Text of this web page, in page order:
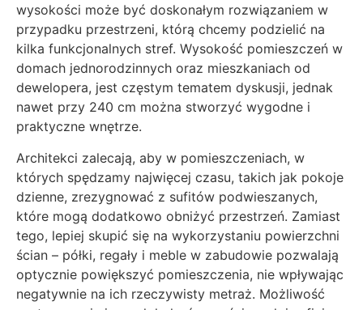
wysokości może być doskonałym rozwiązaniem w
przypadku przestrzeni, którą chcemy podzielić na
kilka funkcjonalnych stref. Wysokość pomieszczeń w
domach jednorodzinnych oraz mieszkaniach od
dewelopera, jest częstym tematem dyskusji, jednak
nawet przy 240 cm można stworzyć wygodne i
praktyczne wnętrze.
Architekci zalecają, aby w pomieszczeniach, w
których spędzamy najwięcej czasu, takich jak pokoje
dzienne, zrezygnować z sufitów podwieszanych,
które mogą dodatkowo obniżyć przestrzeń. Zamiast
tego, lepiej skupić się na wykorzystaniu powierzchni
ścian – półki, regały i meble w zabudowie pozwalają
optycznie powiększyć pomieszczenia, nie wpływając
negatywnie na ich rzeczywisty metraż. Możliwość